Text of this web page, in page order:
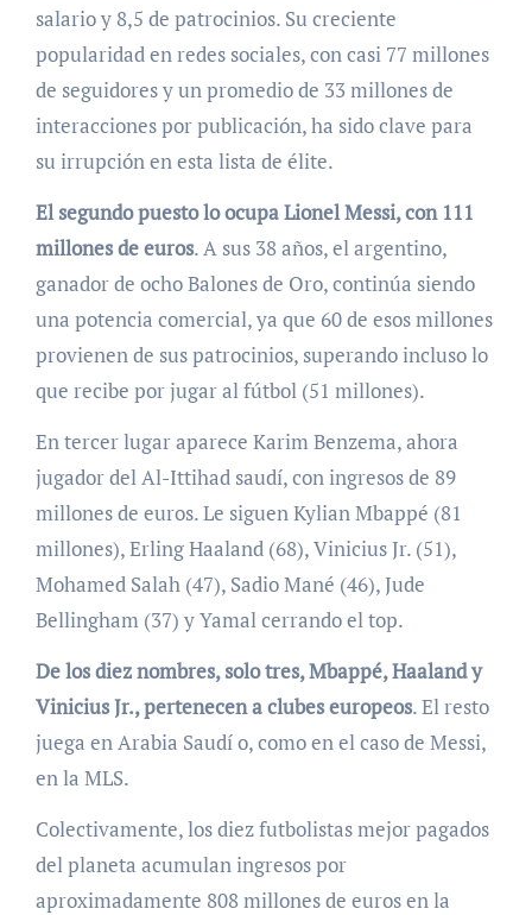
salario y 8,5 de patrocinios. Su creciente
popularidad en redes sociales, con casi 77 millones
de seguidores y un promedio de 33 millones de
interacciones por publicación, ha sido clave para
su irrupción en esta lista de élite.
El segundo puesto lo ocupa Lionel Messi, con 111
millones de euros. A sus 38 años, el argentino,
ganador de ocho Balones de Oro, continúa siendo
una potencia comercial, ya que 60 de esos millones
provienen de sus patrocinios, superando incluso lo
que recibe por jugar al fútbol (51 millones).
En tercer lugar aparece Karim Benzema, ahora
jugador del Al-Ittihad saudí, con ingresos de 89
millones de euros. Le siguen Kylian Mbappé (81
millones), Erling Haaland (68), Vinicius Jr. (51),
Mohamed Salah (47), Sadio Mané (46), Jude
Bellingham (37) y Yamal cerrando el top.
De los diez nombres, solo tres, Mbappé, Haaland y
Vinicius Jr., pertenecen a clubes europeos. El resto
juega en Arabia Saudí o, como en el caso de Messi,
en la MLS.
Colectivamente, los diez futbolistas mejor pagados
del planeta acumulan ingresos por
aproximadamente 808 millones de euros en la